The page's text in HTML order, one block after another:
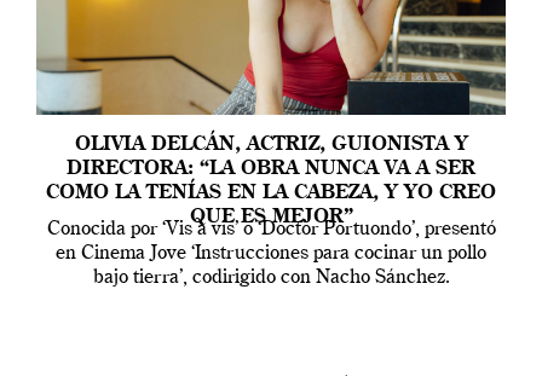
OLIVIA DELCÁN, ACTRIZ, GUIONISTA Y
DIRECTORA: “LA OBRA NUNCA VA A SER
COMO LA TENÍAS EN LA CABEZA, Y YO CREO
QUE ES MEJOR”
Conocida por ‘Vis a vis’ o ‘Doctor Portuondo’, presentó
en Cinema Jove ‘Instrucciones para cocinar un pollo
bajo tierra’, codirigido con Nacho Sánchez.